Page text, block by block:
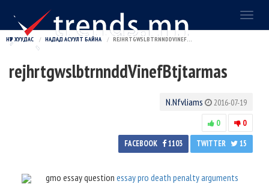
НҮҮР ХУУДАС НАДАД АСУУЛТ БАЙНА REJHRTGWSLBTRNNDDVINEFBTJTARMAS
rejhrtgwslbtrnnddVinefBtjtarmas
N.Nfvliams
2016-07-19
0
0
FACEBOOK 1103 TWITTER 15
gmo essay question essay pro death penalty arguments